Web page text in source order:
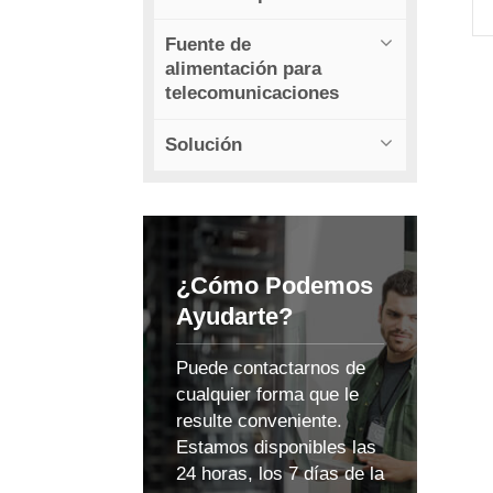
Fuente de
alimentación para
telecomunicaciones
Solución
¿Cómo Podemos
Ayudarte?
Puede contactarnos de
cualquier forma que le
resulte conveniente.
Estamos disponibles las
24 horas, los 7 días de la